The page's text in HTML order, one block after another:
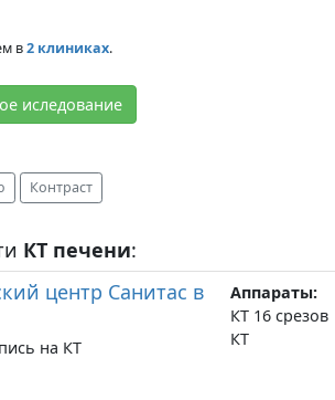
в2 клиниках.
иследование
Контраст
КТ печени:
центр Санитас в
на КТ
Аппараты:
КТ 16 срезов
КТ